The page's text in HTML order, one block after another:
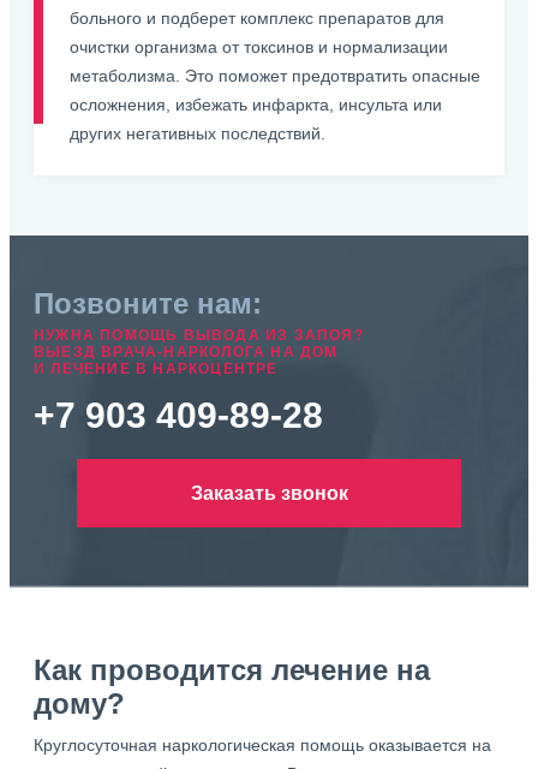
больного и подберет комплекс препаратов для
очистки организма от токсинов и нормализации
метаболизма. Это поможет предотвратить опасные
осложнения, избежать инфаркта, инсульта или
других негативных последствий.
Позвоните нам:
НУЖНА ПОМОЩЬ ВЫВОДА ИЗ ЗАПОЯ?
ВЫЕЗД ВРАЧА-НАРКОЛОГА НА ДОМ
И ЛЕЧЕНИЕ В НАРКОЦЕНТРЕ
+7 903 409-89-28
Заказать звонок
Как проводится лечение на
дому?
Круглосуточная наркологическая помощь оказывается на